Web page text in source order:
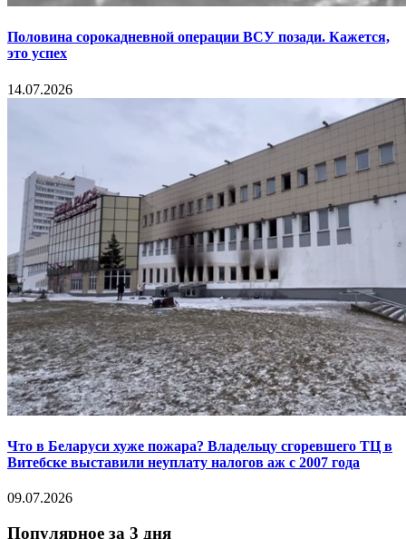
Половина сорокадневной операции ВСУ позади. Кажется,
это успех
14.07.2026
Что в Беларуси хуже пожара? Владельцу сгоревшего ТЦ в
Витебске выставили неуплату налогов аж с 2007 года
09.07.2026
Популярное за 3 дня